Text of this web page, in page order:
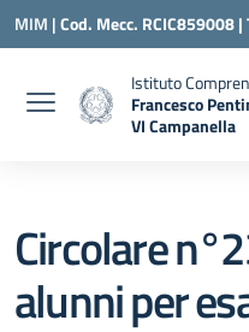
Vai ai contenuti
Vai al menu di navigazione
Vai al footer
MIM |Cod. Mecc. RCIC859008 |
Istituto
Francesco
VI Campanella
Circolare
alunni per